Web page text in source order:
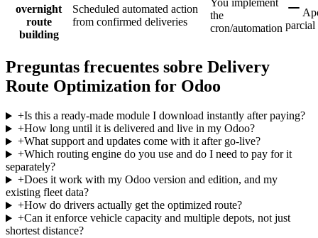
overnight
route
building
Scheduled automated action
from confirmed deliveries
the
cron/automation parcial
Preguntas frecuentes sobre Delivery
Route Optimization for Odoo
+Is this a ready-made module I download instantly after paying?
+How long until it is delivered and live in my Odoo?
+What support and updates come with it after go-live?
+Which routing engine do you use and do I need to pay for it
separately?
+Does it work with my Odoo version and edition, and my
existing fleet data?
+How do drivers actually get the optimized route?
+Can it enforce vehicle capacity and multiple depots, not just
shortest distance?